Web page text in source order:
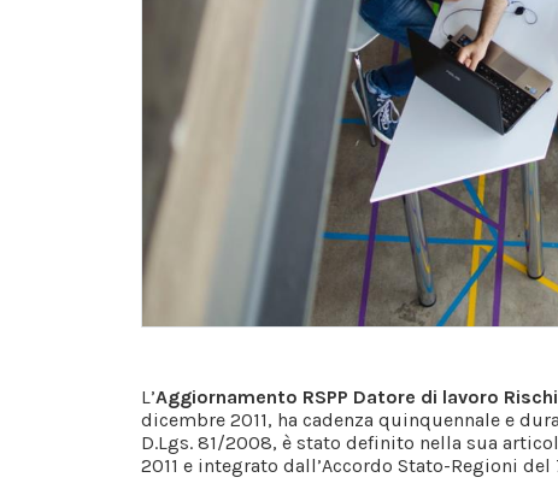
L’Aggiornamento RSPP Datore di lavoro
dicembre 2011, ha cadenza quinquennale e
D.Lgs. 81/2008, è stato definito nella sua
2011 e integrato dall’Accordo Stato-Regioni